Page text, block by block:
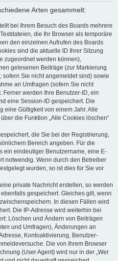
Arten gesammelt:
bei Ihrem Besuch des Boards mehrere
die Ihr Browser als temporäre
den einzelnen Aufrufen des Boards
sind die aktuelle ID Ihrer Sitzung
zugeordnet werden können),
gelesenen Beiträge (zur Markierung
Sie nicht angemeldet sind) sowie
an Umfragen (sofern Sie nicht
werden Ihre Benutzer-ID, ein
eine Session-ID gespeichert. Die
eine Gültigkeit von einem Jahr. Alle
die Funktion „Alle Cookies löschen“
die Sie bei der Registrierung,
Bereich angeben. Für die
ein eindeutiger Benutzername, eine E-
notwendig. Wenn durch den Betreiber
wurden, so ist dies für Sie vor
private Nachricht erstellen, so werden
gespeichert. Gleiches gilt, wenn
In diesen Fällen wird
Die IP-Adresse wird weiterhin bei
Löschen und Ändern von Beiträgen
und Umfragen), Änderungen an
Kontoaktivierung, Benutzer-
Die von Ihrem Browser
(User Agent) wird nur in der „Wer